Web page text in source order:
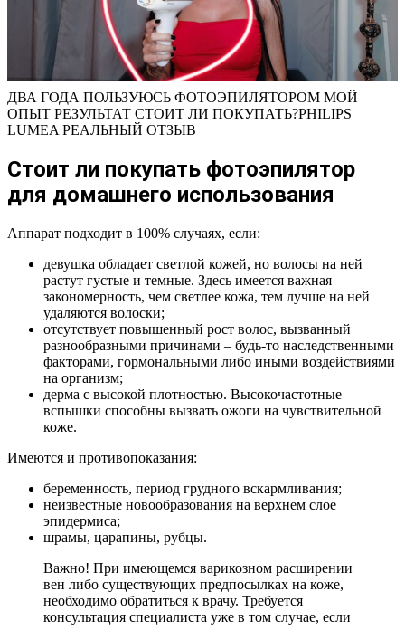
ДВА ГОДА ПОЛЬЗУЮСЬ ФОТОЭПИЛЯТОРОМ МОЙ
ОПЫТ РЕЗУЛЬТАТ СТОИТ ЛИ ПОКУПАТЬ?PHILIPS
LUMEA РЕАЛЬНЫЙ ОТЗЫВ
Стоит ли покупать фотоэпилятор
для домашнего использования
Аппарат подходит в 100% случаях, если:
девушка обладает светлой кожей, но волосы на ней
растут густые и темные. Здесь имеется важная
закономерность, чем светлее кожа, тем лучше на ней
удаляются волоски;
отсутствует повышенный рост волос, вызванный
разнообразными причинами – будь-то наследственными
факторами, гормональными либо иными воздействиями
на организм;
дерма с высокой плотностью. Высокочастотные
вспышки способны вызвать ожоги на чувствительной
коже.
Имеются и противопоказания:
беременность, период грудного вскармливания;
неизвестные новообразования на верхнем слое
эпидермиса;
шрамы, царапины, рубцы.
Важно! При имеющемся варикозном расширении
вен либо существующих предпосылках на коже,
необходимо обратиться к врачу. Требуется
консультация специалиста уже в том случае, если